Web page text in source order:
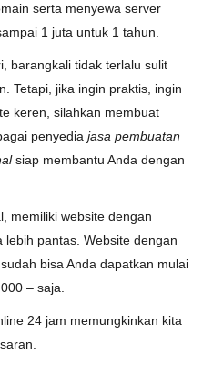
serta menyewa server
1 juta untuk 1 tahun.
barangkali tidak terlalu sulit
Tetapi, jika ingin praktis, ingin
keren, silahkan membuat
penyedia jasa pembuatan
siap membantu Anda dengan
memiliki website dengan
pantas. Website dengan
bisa Anda dapatkan mulai
– saja.
24 jam memungkinkan kita